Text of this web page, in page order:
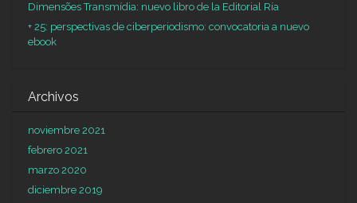
Dimensões Transmídia: nuevo libro de la Editorial Ría
+ 25: perspectivas de ciberperiodismo: convocatoria a nuevo
ebook
Archivos
noviembre 2021
febrero 2021
marzo 2020
diciembre 2019